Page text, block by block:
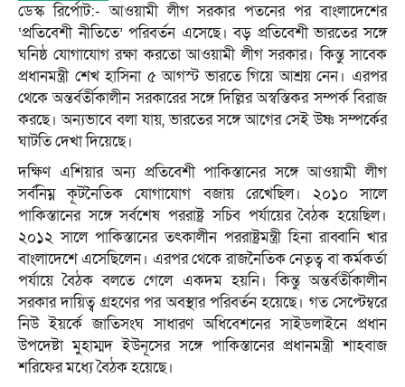
ডেস্ক রির্পোট:- আওয়ামী লীগ সরকার পতনের পর বাংলাদেশের
‘প্রতিবেশী নীতিতে’ পরিবর্তন এসেছে। বড় প্রতিবেশী ভারতের সঙ্গে
ঘনিষ্ঠ যোগাযোগ রক্ষা করতো আওয়ামী লীগ সরকার। কিন্তু সাবেক
প্রধানমন্ত্রী শেখ হাসিনা ৫ আগস্ট ভারতে গিয়ে আশ্রয় নেন। এরপর
থেকে অন্তর্বর্তীকালীন সরকারের সঙ্গে দিল্লির অস্বস্তিকর সম্পর্ক বিরাজ
করছে। অন্যভাবে বলা যায়, ভারতের সঙ্গে আগের সেই উষ্ণ সম্পর্কের
ঘাটতি দেখা দিয়েছে।
দক্ষিণ এশিয়ার অন্য প্রতিবেশী পাকিস্তানের সঙ্গে আওয়ামী লীগ
সর্বনিম্ন কূটনৈতিক যোগাযোগ বজায় রেখেছিল। ২০১০ সালে
পাকিস্তানের সঙ্গে সর্বশেষ পররাষ্ট্র সচিব পর্যায়ের বৈঠক হয়েছিল।
২০১২ সালে পাকিস্তানের তৎকালীন পররাষ্ট্রমন্ত্রী হিনা রাব্বানি খার
বাংলাদেশে এসেছিলেন। এরপর থেকে রাজনৈতিক নেতৃত্ব বা কর্মকর্তা
পর্যায়ে বৈঠক বলতে গেলে একদম হয়নি। কিন্তু অন্তর্বর্তীকালীন
সরকার দায়িত্ব গ্রহণের পর অবস্থার পরিবর্তন হয়েছে। গত সেপ্টেম্বরে
নিউ ইয়র্কে জাতিসংঘ সাধারণ অধিবেশনের সাইডলাইনে প্রধান
উপদেষ্টা মুহাম্মদ ইউনূসের সঙ্গে পাকিস্তানের প্রধানমন্ত্রী শাহবাজ
শরিফের মধ্যে বৈঠক হয়েছে।